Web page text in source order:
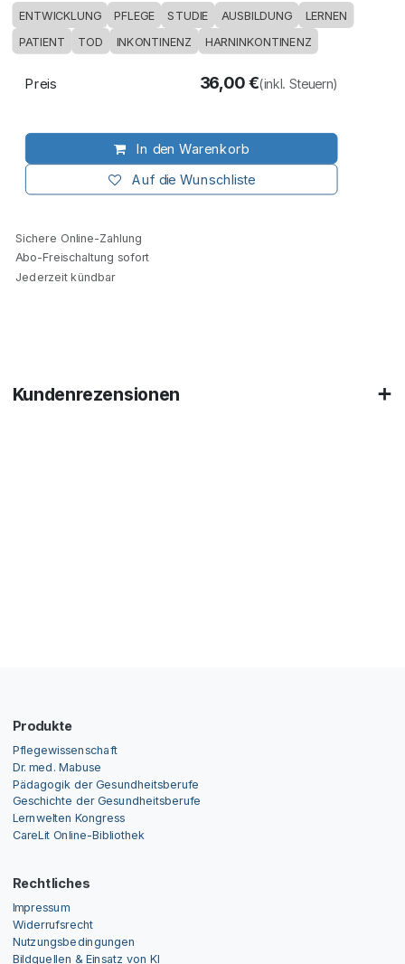
ENTWICKLUNG PFLEGE STUDIE AUSBILDUNG LERNEN
PATIENT TOD INKONTINENZ HARNINKONTINENZ
In den Warenkorb
Auf die Wunschliste
Preis 36,00€(inkl. Steuern)
Sichere Online-Zahlung
Abo-Freischaltung sofort
Jederzeit kündbar
Kundenrezensionen
Produkte
Pflegewissenschaft
Dr. med. Mabuse
Pädagogik der Gesundheitsberufe
Geschichte der Gesundheitsberufe
Lernwelten Kongress
CareLit Online-Bibliothek
Rechtliches
Impressum
Widerrufsrecht
Nutzungsbedingungen
Bildquellen & Einsatz von KI